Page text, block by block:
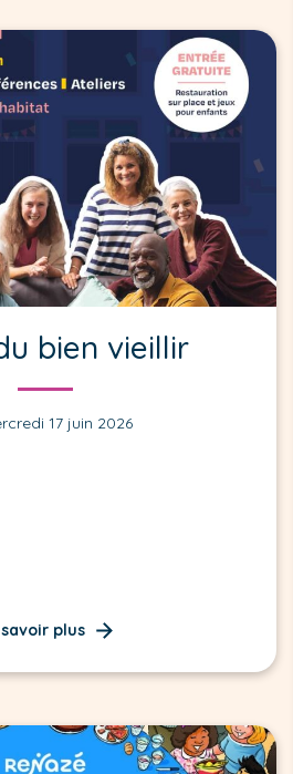
bien vieillir
17 juin 2026
savoir plus